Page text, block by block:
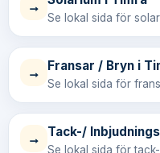
→
Se lokal sida för
→ Fransar / Bryn i
Se lokal sida för
→ Tack-/
Se lokal sida för